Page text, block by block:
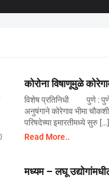
कोरोना विषाणूमुळे
विशेष प्रतिनिधी पुणे : पुणे
अनुषंगाने कोरेगाव भीमा
परिषदेच्या इमारतीमध्ये सुरु […]
Read More..
मध्यम – लघू